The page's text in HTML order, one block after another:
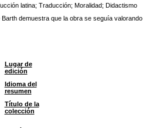
latina; Traducción; Moralidad; Didactismo
demuestra que la obra se seguía
Lugar de
edición
Idioma del
resumen
Título de la
colección